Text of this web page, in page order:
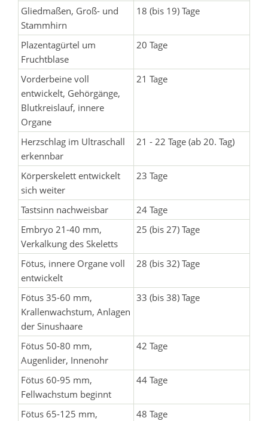
Gliedmaßen, Groß- und
Stammhirn
18 (bis 19) Tage
Plazentagürtel um
Fruchtblase
20 Tage
Vorderbeine voll
entwickelt, Gehörgänge,
Blutkreislauf, innere
Organe
21 Tage
Herzschlag im Ultraschall
erkennbar
21 - 22 Tage (ab 20. Tag)
Körperskelett entwickelt
sich weiter
23 Tage
Tastsinn nachweisbar
24 Tage
Embryo 21-40 mm,
Verkalkung des Skeletts
25 (bis 27) Tage
Fötus, innere Organe voll
entwickelt
28 (bis 32) Tage
Fötus 35-60 mm,
Krallenwachstum, Anlagen
der Sinushaare
33 (bis 38) Tage
Fötus 50-80 mm,
Augenlider, Innenohr
42 Tage
Fötus 60-95 mm,
Fellwachstum beginnt
44 Tage
Fötus 65-125 mm,
48 Tage